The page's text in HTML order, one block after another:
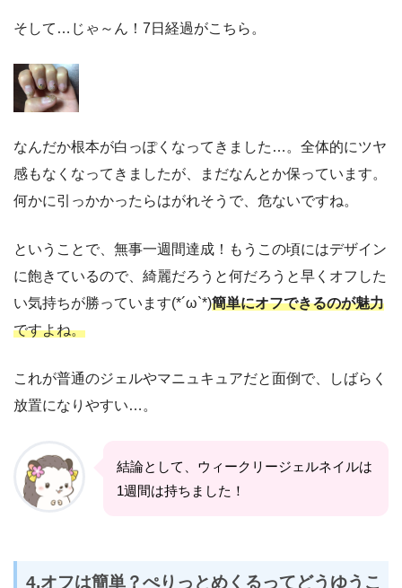
そして…じゃ～ん！7日経過がこちら。
なんだか根本が白っぽくなってきました…。全体的にツヤ
感もなくなってきましたが、まだなんとか保っています。
何かに引っかかったらはがれそうで、危ないですね。
ということで、無事一週間達成！もうこの頃にはデザイン
に飽きているので、綺麗だろうと何だろうと早くオフした
い気持ちが勝っています(*´ω`*)簡単にオフできるのが魅力
ですよね。
これが普通のジェルやマニュキュアだと面倒で、しばらく
放置になりやすい…。
結論として、ウィークリージェルネイルは
1週間は持ちました！
4.オフは簡単？ぺりっとめくるってどうゆうこ